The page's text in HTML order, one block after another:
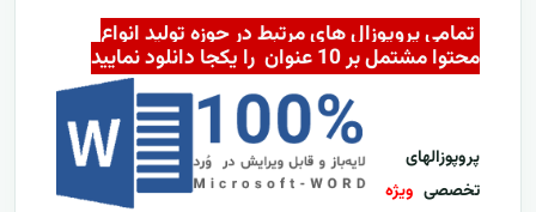
تمامی پروپوزال های مرتبط در حوزهتولید انواع
محتوامشتمل بر 10 عنوان را یکجا دانلود نمایید
پروپوزالهای
تخصصی ویژه